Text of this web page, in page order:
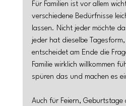
Für Familien ist vor allem
verschiedene Bedürfnisse
lassen. Nicht jeder möchte
jeder hat dieselbe
entscheidet am Ende die
Familie wirklich willkommen
spüren das und machen es
Auch für Feiern, Geburtstage